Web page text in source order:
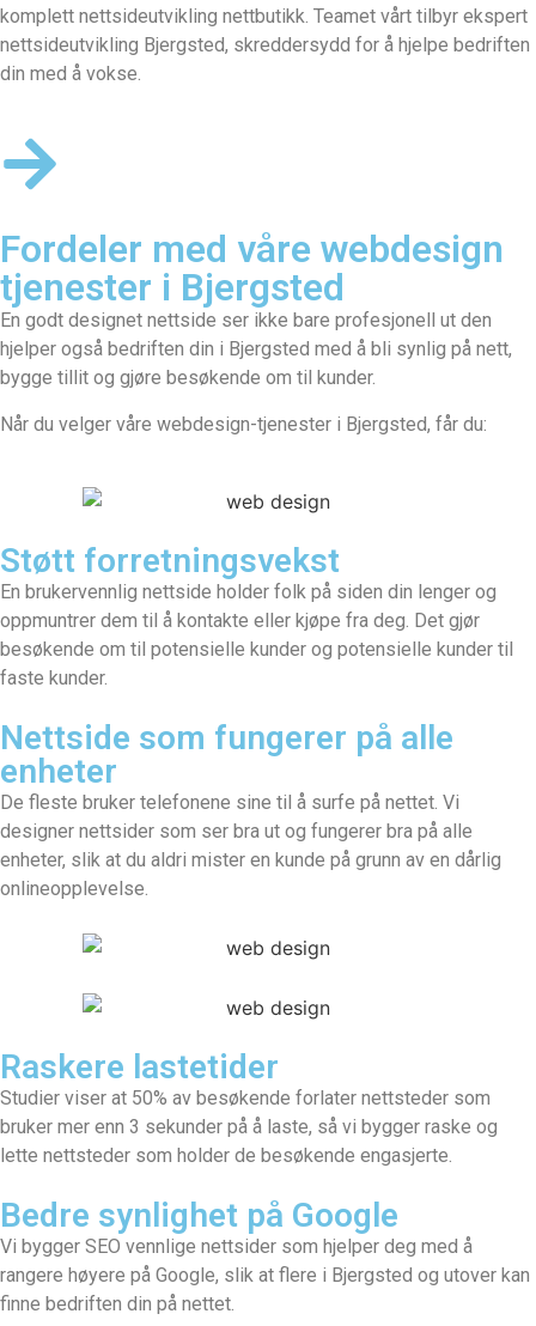
komplett nettsideutvikling nettbutikk. Teamet vårt tilbyr ekspert
nettsideutvikling Bjergsted, skreddersydd for å hjelpe bedriften
din med å vokse.
Fordeler med våre webdesign
tjenester i Bjergsted
En godt designet nettside ser ikke bare profesjonell ut den
hjelper også bedriften din i Bjergsted med å bli synlig på nett,
bygge tillit og gjøre besøkende om til kunder.
Når du velger våre webdesign-tjenester i Bjergsted, får du:
Støtt forretningsvekst
En brukervennlig nettside holder folk på siden din lenger og
oppmuntrer dem til å kontakte eller kjøpe fra deg. Det gjør
besøkende om til potensielle kunder og potensielle kunder til
faste kunder.
Nettside som fungerer på alle
enheter
De fleste bruker telefonene sine til å surfe på nettet. Vi
designer nettsider som ser bra ut og fungerer bra på alle
enheter, slik at du aldri mister en kunde på grunn av en dårlig
onlineopplevelse.
Raskere lastetider
Studier viser at 50% av besøkende forlater nettsteder som
bruker mer enn 3 sekunder på å laste, så vi bygger raske og
lette nettsteder som holder de besøkende engasjerte.
Bedre synlighet på Google
Vi bygger SEO vennlige nettsider som hjelper deg med å
rangere høyere på Google, slik at flere i Bjergsted og utover kan
finne bedriften din på nettet.